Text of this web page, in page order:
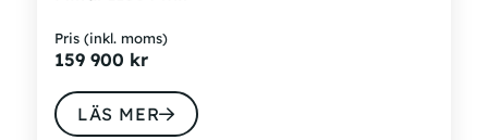
Pris (inkl. moms)
159 900 kr
LÄS MER